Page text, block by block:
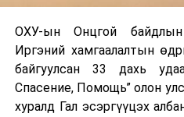
ОХУ-ын Онцгой
Иргэний хамгаалалтын
байгуулсан 33 дахь
Спасение, Помощь” олон
хуралд Гал эсэргүүцэх